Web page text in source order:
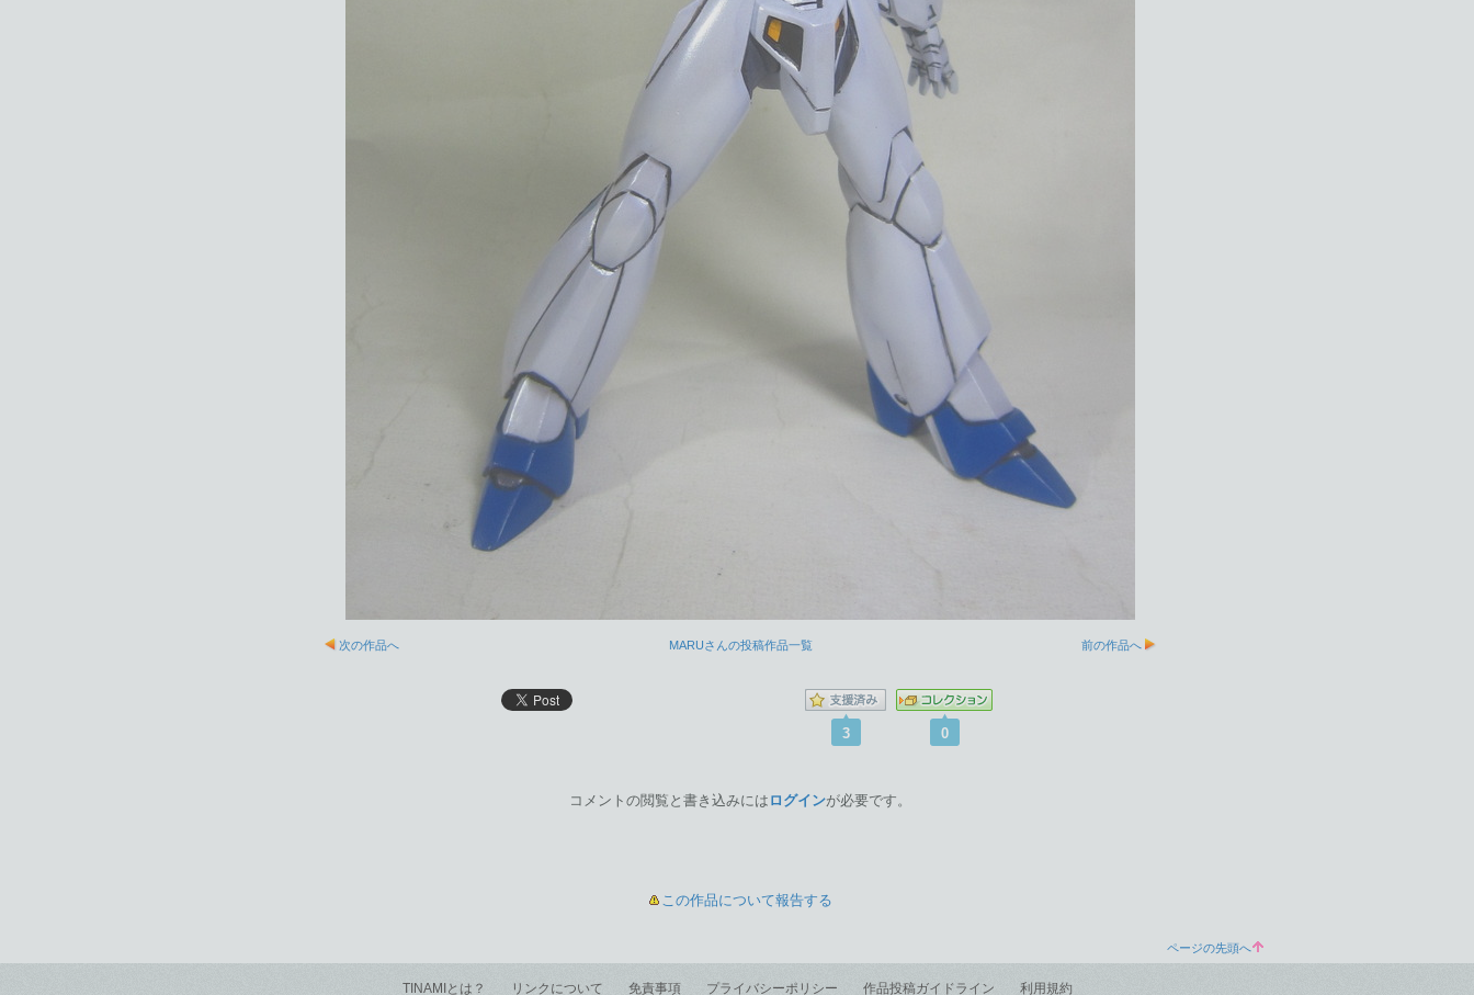
次の作品へ MARUさんの投稿作品一覧 前の作品へ
3 0
コメントの閲覧と書き込みには ログインが必要です。
この作品について報告する
ページの先頭へ
TINAMIとは？ リンクについて 免責事項 プライバシーポリシー 作品投稿ガイドライン 利用規約